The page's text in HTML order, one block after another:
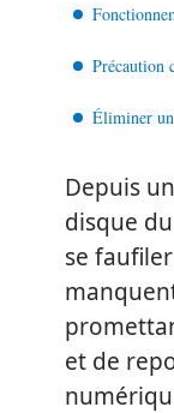
Précaution
Éliminer
Depuis
disque
se
et de